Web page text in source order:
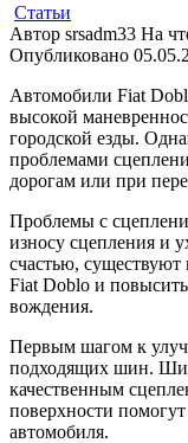
Статьи
Автор srsadm33 На
Опубликовано
Автомобили Fiat
высокой
городской езды.
проблемами
дорогам или при
Проблемы с
износу сцепления и
счастью, существуют
Fiat Doblo и
вождения.
Первым шагом к
подходящих шин.
качественным
поверхности
автомобиля.